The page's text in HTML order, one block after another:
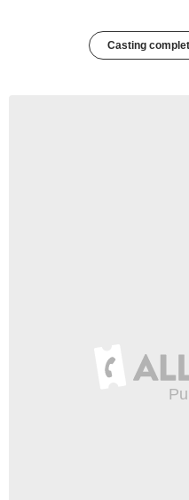
Casting